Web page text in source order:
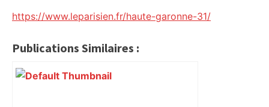
https://www.leparisien.fr/haute-garonne-31/
Publications Similaires :